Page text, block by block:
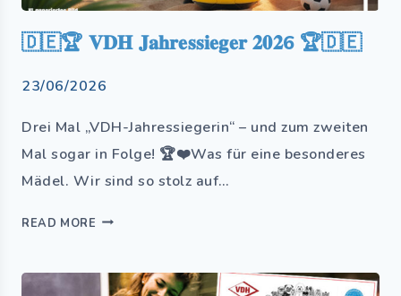
🇩🇪🏆 𝐕𝐃𝐇 𝐉𝐚𝐡𝐫𝐞𝐬𝐬𝐢𝐞𝐠𝐞𝐫 𝟐𝟎𝟐6 🏆🇩🇪
23/06/2026
Drei Mal „VDH-Jahressiegerin“ – und zum zweiten
Mal sogar in Folge! 🏆❤️Was für eine besonderes
Mädel. Wir sind so stolz auf…
READ MORE